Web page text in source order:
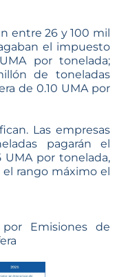
entre 26 y 100 mil
el impuesto
por tonelada;
de toneladas
de 0.10 UMA por
Las empresas
pagarán el
por tonelada,
rango máximo el
Emisiones de